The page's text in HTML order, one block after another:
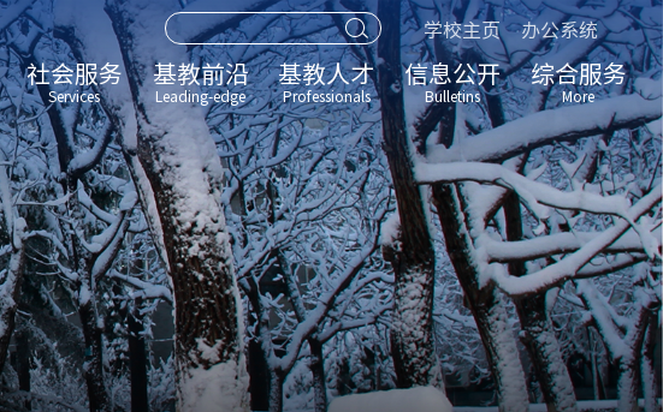
学校主页 办公系统
社会服务
Services
基教前沿
Leading-edge
基教人才
Professionals
信息公开
Bulletins
综合服务
More